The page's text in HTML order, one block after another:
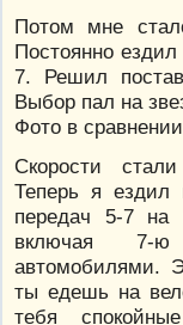
Потом мне
Постоянно
7. Решил
Выбор пал на
Фото в
Скорости
Теперь я ездил
передач 5-7 на
включая 7-
автомобилями.
ты едешь на
тебя